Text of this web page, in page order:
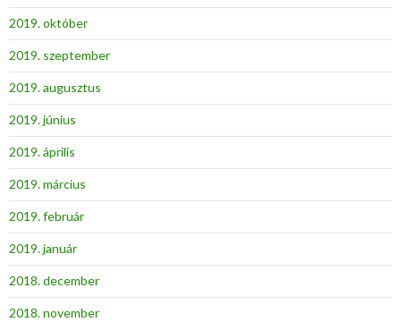
2019. október
2019. szeptember
2019. augusztus
2019. június
2019. április
2019. március
2019. február
2019. január
2018. december
2018. november